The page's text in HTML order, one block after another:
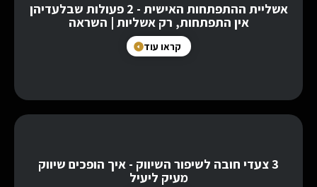
אשליית ההתפתחות האישית - 2 פעולות שבלעדיהן
אין התפתחות, רק אשליות | השראה
קראו עוד
3 צעדי חובה לשיפור השיווק - איך הופכים שיווק
מעיק ליעיל